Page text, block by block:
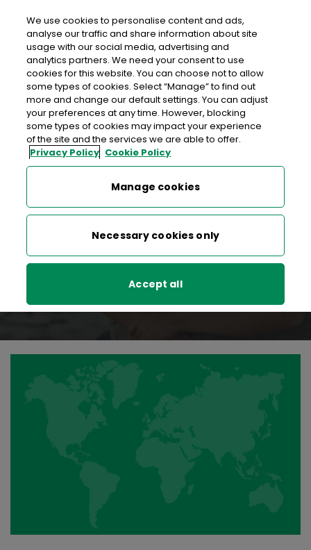
Login
Fii mai aproape de cei care
contează pentru tine
Trimite bani de la oficiul poștal local către cei dragi de
acasă cu Western Union.
Găsește oficiul poștal local
We use cookies to personalise content and ads,
analyse our traffic and share information about site
usage with our social media, advertising and
analytics partners. We need your consent to use
cookies for this website. You can choose not to allow
some types of cookies. Select “Manage” to find out
more and change our default settings. You can adjust
your preferences at any time. However, blocking
some types of cookies may impact your experience
of the site and the services we are able to offer.
Privacy Policy Cookie Policy
Manage cookies
Necessary cookies only
Accept all